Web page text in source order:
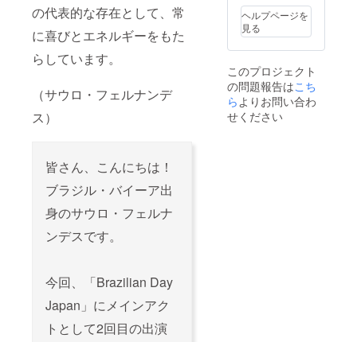
の代表的な存在として、常
に喜びとエネルギーをもた
らしています。
（サウロ・フェルナンデ
ス）
皆さん、こんにちは！
ブラジル・バイーア出
身のサウロ・フェルナ
ンデスです。
今回、「Brazilian Day
Japan」にメインアク
トとして2回目の出演
• イベント当日の
LEDビジョン掲
載は、2025年9
月5日までにいた
だいたロゴデー
タのみが対象と
なります。 • ご
支援時、必ず備
考欄に掲載を希
望されるお名前
ヘルプページを
見る
このプロジェクト
の問題報告はこち
らよりお問い合わ
せください